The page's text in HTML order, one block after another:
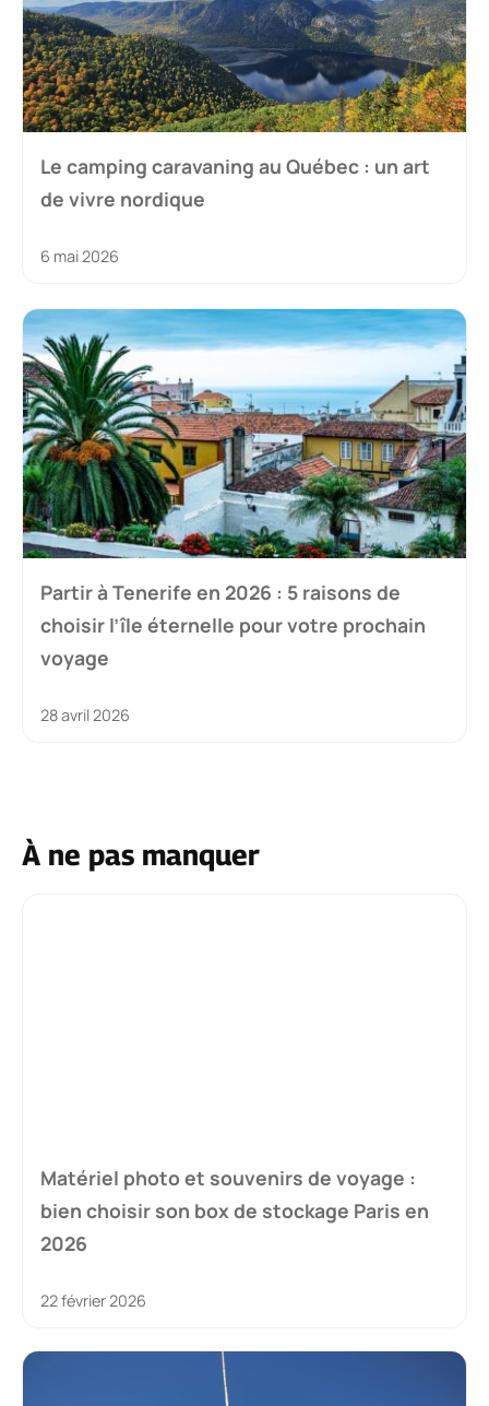
Le camping caravaning au Québec : un art
de vivre nordique
6 mai 2026
Partir à Tenerife en 2026 : 5 raisons de
choisir l’île éternelle pour votre prochain
voyage
28 avril 2026
À ne pas manquer
Matériel photo et souvenirs de voyage :
bien choisir son box de stockage Paris en
2026
22 février 2026